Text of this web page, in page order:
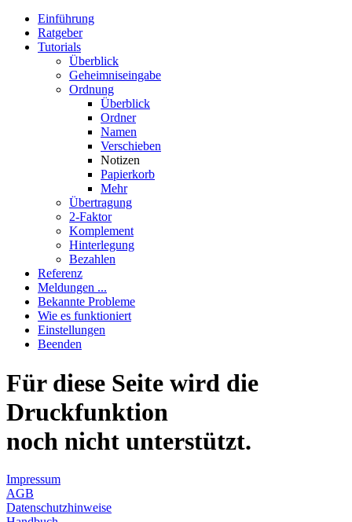
Einführung
Ratgeber
Tutorials
Überblick
Geheimniseingabe
Ordnung
Überblick
Ordner
Namen
Verschieben
Notizen
Papierkorb
Mehr
Übertragung
2-Faktor
Komplement
Hinterlegung
Bezahlen
Referenz
Meldungen ...
Bekannte Probleme
Wie es funktioniert
Einstellungen
Beenden
Für diese Seite wird die
Druckfunktion
noch nicht unterstützt.
Impressum
AGB
Datenschutzhinweise